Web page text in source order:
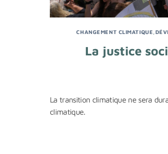
CHANGEMENT CLIMATIQUE
La justice
La transition climatique ne sera
climatique.